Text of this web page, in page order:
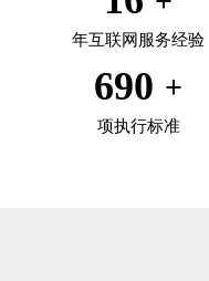
年互联网服务经验
690
项执行标准